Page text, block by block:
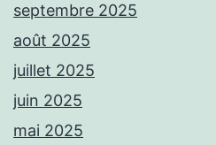
septembre 2025
août 2025
juillet 2025
juin 2025
mai 2025